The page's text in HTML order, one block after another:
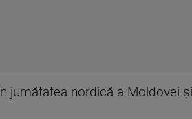
În jumătatea nordică a Moldovei